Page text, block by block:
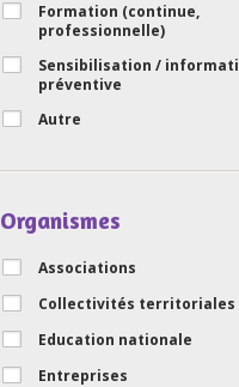
Formation (continue,
professionnelle)
Sensibilisation /
préventive
Autre
Organismes
Associations
Collectivités territoriales
Education nationale
Entreprises